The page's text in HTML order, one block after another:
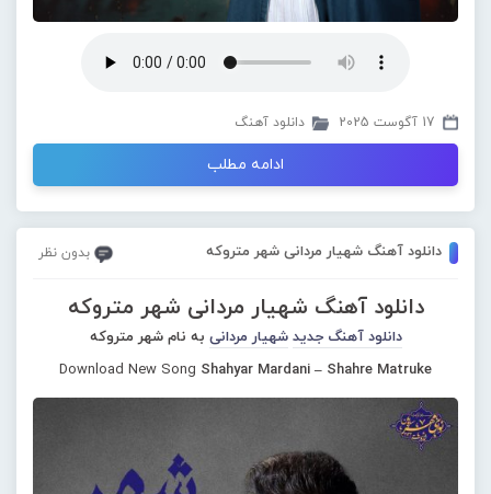
17 آگوست 2025 دانلود آهنگ
ادامه مطلب
دانلود آهنگ شهیار مردانی شهر متروکه بدون نظر
دانلود آهنگ شهیار مردانی شهر متروکه
دانلود آهنگ جدید شهیار مردانی به نام شهر متروکه
Download New Song Shahyar Mardani – Shahre Matruke